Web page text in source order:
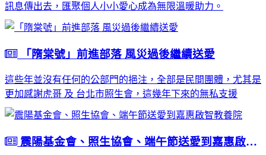
訊息傳出去，匯聚個人小小愛心成為無限溫暖助力。
「隋棠號」前進部落 風災過後繼續送愛
這些年並沒有任何的公部門的挹注，全部是民間團體，尤其是
更加感謝虎哥 及 台北市照生會，這幾年下來的無私支援
震陽基金會、照生協會、端午節送愛到嘉惠啟智教養院